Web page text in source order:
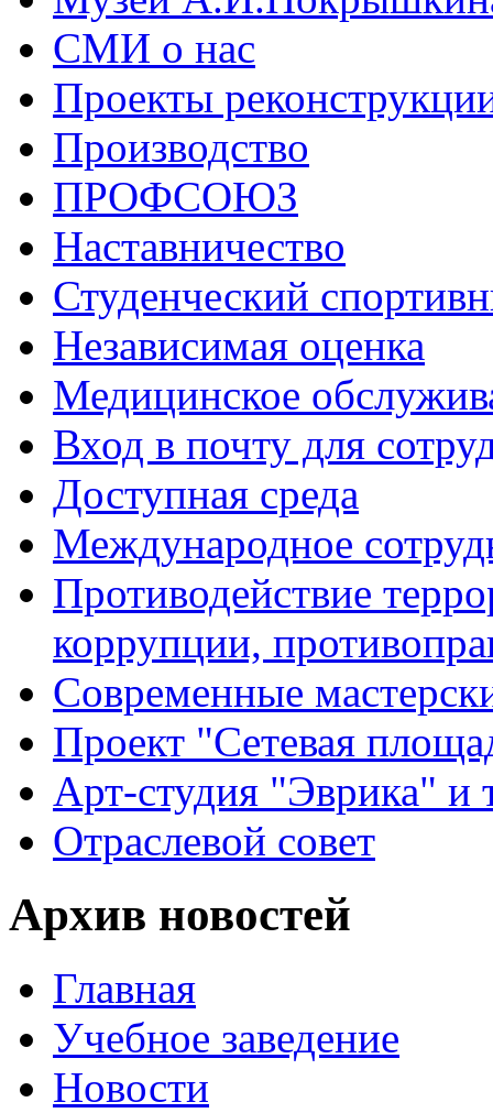
СМИ о нас
Проекты
Производство
ПРОФСОЮЗ
Наставничество
Студенческий
Независимая оценка
Медицинское
Вход в почту для
Доступная среда
Международное
Противодействие
коррупции,
Современные
Проект "Сетевая
Арт-студия "Эврика" и
Отраслевой совет
Архив новостей
Главная
Учебное заведение
Новости